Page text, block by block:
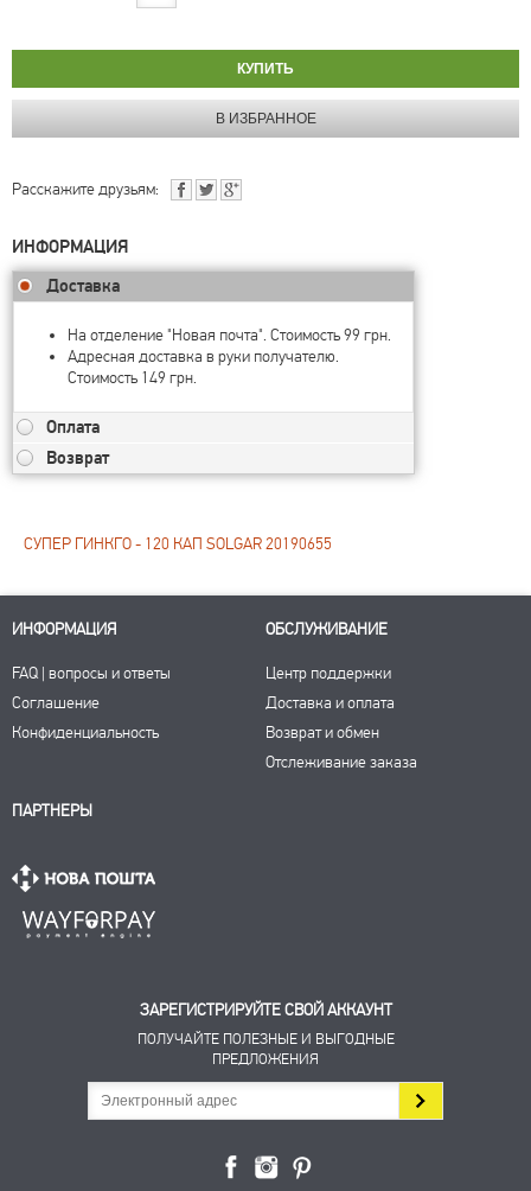
Расскажите друзьям:
ИНФОРМАЦИЯ
Доставка
На отделение "Новая почта". Стоимость 99 грн.
Адресная доставка в руки получателю.
Стоимость 149 грн.
Оплата
Возврат
СУПЕР ГИНКГО - 120 КАП SOLGAR 20190655
ИНФОРМАЦИЯ
FAQ | вопросы и ответы
Соглашение
Конфиденциальность
ОБСЛУЖИВАНИЕ
Центр поддержки
Доставка и оплата
Возврат и обмен
Отслеживание заказа
ПАРТНЕРЫ
ЗАРЕГИСТРИРУЙТЕ СВОЙ АККАУНТ
ПОЛУЧАЙТЕ ПОЛЕЗНЫЕ И ВЫГОДНЫЕ
ПРЕДЛОЖЕНИЯ